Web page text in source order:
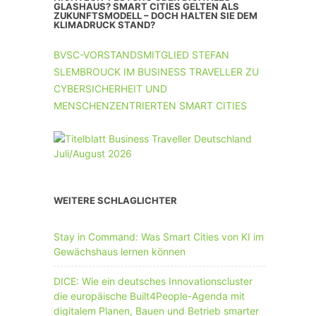
UNTERNEHMEN MIT 11-50 MA
GLASHAUS? SMART CITIES GELTEN ALS
ZUKUNFTSMODELL – DOCH HALTEN SIE DEM
KLIMADRUCK STAND?
BVSC-VORSTANDSMITGLIED STEFAN
SLEMBROUCK IM BUSINESS TRAVELLER ZU
CYBERSICHERHEIT UND
MENSCHENZENTRIERTEN SMART CITIES
WEITERE SCHLAGLICHTER
Stay in Command: Was Smart Cities von KI im
Gewächshaus lernen können
DICE: Wie ein deutsches Innovationscluster
die europäische Built4People-Agenda mit
digitalem Planen, Bauen und Betrieb smarter